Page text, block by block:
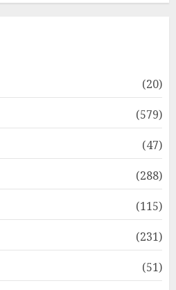
(20)
(579)
(47)
(288)
(115)
(231)
(51)